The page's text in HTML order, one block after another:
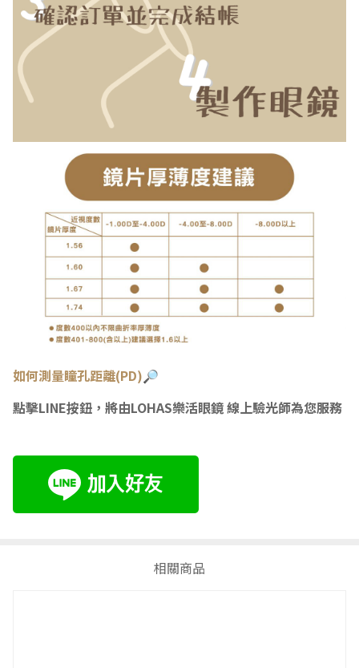
如何測量瞳孔距離(PD)🔎
點擊LINE按鈕，將由LOHAS樂活眼鏡 線上驗光師為您服務
相關商品